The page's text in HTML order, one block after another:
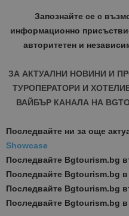
Запознайте се с
информационно
авторитетен и
ЗА АКТУАЛНИ НОВИНИ И
ТУРОПЕРАТОРИ И
ВАЙБЪР КАНАЛА НА
Последвайте ни за още
Showcase
Последвайте Bgtourism.bg
Последвайте Bgtourism.bg в
Последвайте Bgtourism.bg
Последвайте Bgtourism.bg в